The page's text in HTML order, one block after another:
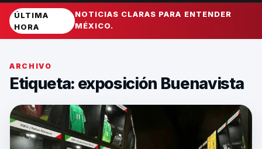
ÚLTIMA
HORA
NOTICIAS CLARAS PARA ENTENDER
MÉXICO.
ARCHIVO
Etiqueta: exposición Buenavista